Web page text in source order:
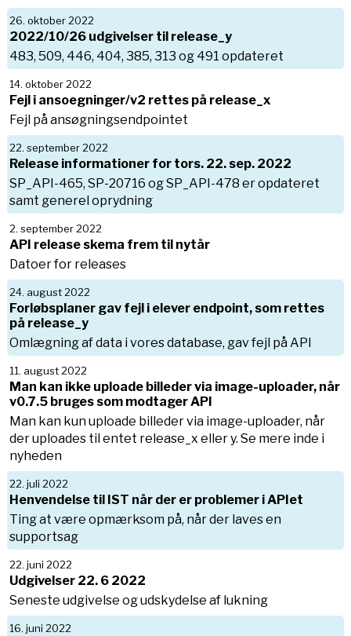
26. oktober 2022
2022/10/26 udgivelser til release_y
483, 509, 446, 404, 385, 313 og 491 opdateret
14. oktober 2022
Fejl i ansoegninger/v2 rettes på release_x
Fejl på ansøgningsendpointet
22. september 2022
Release informationer for tors. 22. sep. 2022
SP_API-465, SP-20716 og SP_API-478 er opdateret
samt generel oprydning
2. september 2022
API release skema frem til nytår
Datoer for releases
24. august 2022
Forløbsplaner gav fejl i elever endpoint, som rettes
på release_y
Omlægning af data i vores database, gav fejl på API
11. august 2022
Man kan ikke uploade billeder via image-uploader, når
v0.7.5 bruges som modtager API
Man kan kun uploade billeder via image-uploader, når
der uploades til entet release_x eller y. Se mere inde i
nyheden
22. juli 2022
Henvendelse til IST når der er problemer i APIet
Ting at være opmærksom på, når der laves en
supportsag
22. juni 2022
Udgivelser 22. 6 2022
Seneste udgivelse og udskydelse af lukning
16. juni 2022